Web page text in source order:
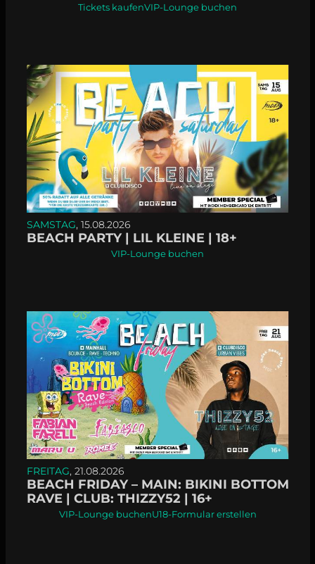
Tickets kaufenVIP-Lounge buchen
SAMSTAG, 15.08.2026
BEACH PARTY | LIL KLEINE | 18+
VIP-Lounge buchen
FREITAG, 21.08.2026
BEACH FRIDAY – MAIN: BIKINI BOTTOM
RAVE | CLUB: THIZZY52 | 16+
VIP-Lounge buchenU18-Formular erstellen